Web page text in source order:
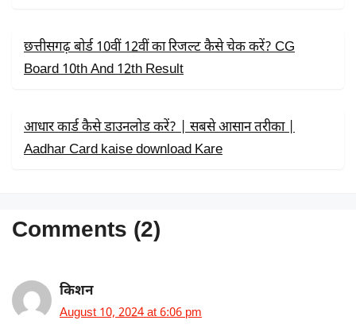
छत्तीसगढ़ बोर्ड 10वीं 12वीं का रिजल्ट कैसे चेक करें? CG
Board 10th And 12th Result
आधार कार्ड कैसे डाउनलोड करें? | सबसे आसान तरीका |
Aadhar Card kaise download Kare
Comments (2)
किशन
August 10, 2024 at 6:06 pm